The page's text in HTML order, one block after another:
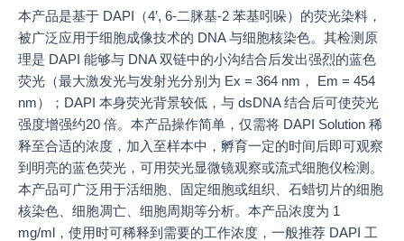
本产品是基于 DAPI（4′, 6-二脒基-2 苯基吲哚）的荧光染料，
被广泛应用于细胞成像技术的 DNA 与细胞核染色。其检测原
理是 DAPI 能够与 DNA 双链中的小沟结合后发出强烈的蓝色
荧光（最大激发光与发射光分别为 Ex = 364 nm， Em = 454
nm）；DAPI 本身荧光背景较低，与 dsDNA 结合后可使荧光
强度增强约20 倍。本产品操作简单，仅需将 DAPI Solution 稀
释至合适的浓度，加入至样本中，孵育一定的时间后即可观察
到明亮的蓝色荧光，可用荧光显微镜观察或流式细胞仪检测。
本产品可广泛用于活细胞、固定细胞或组织、石蜡切片的细胞
核染色、细胞凋亡、细胞周期等分析。本产品浓度为 1
mg/ml，使用时可稀释到需要的工作浓度，一般推荐 DAPI 工